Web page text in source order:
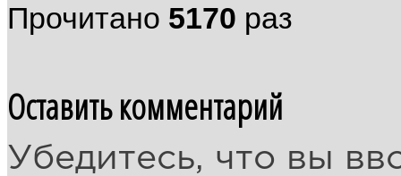
Прочитано 5170 раз
Оставить комментарий
Убедитесь, что вы